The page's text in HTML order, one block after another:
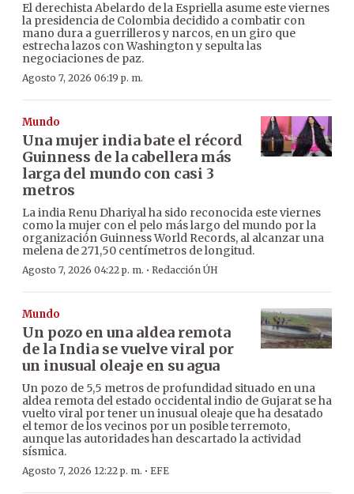
El derechista Abelardo de la Espriella asume este viernes
la presidencia de Colombia decidido a combatir con
mano dura a guerrilleros y narcos, en un giro que
estrecha lazos con Washington y sepulta las
negociaciones de paz.
Agosto 7, 2026 06:19 p. m.
Mundo
Una mujer india bate el récord
Guinness de la cabellera más
larga del mundo con casi 3
metros
La india Renu Dhariyal ha sido reconocida este viernes
como la mujer con el pelo más largo del mundo por la
organización Guinness World Records, al alcanzar una
melena de 271,50 centímetros de longitud.
Agosto 7, 2026 04:22 p. m. · Redacción ÚH
Mundo
Un pozo en una aldea remota
de la India se vuelve viral por
un inusual oleaje en su agua
Un pozo de 5,5 metros de profundidad situado en una
aldea remota del estado occidental indio de Gujarat se ha
vuelto viral por tener un inusual oleaje que ha desatado
el temor de los vecinos por un posible terremoto,
aunque las autoridades han descartado la actividad
sísmica.
Agosto 7, 2026 12:22 p. m. · EFE